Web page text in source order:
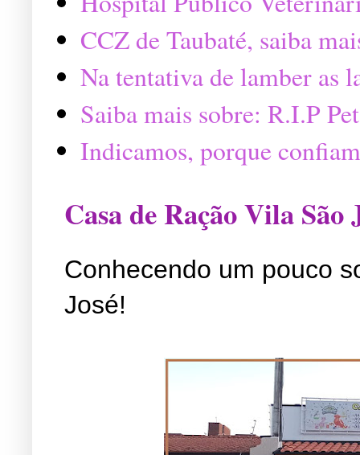
CCZ de Taubaté, saiba
Na tentativa de lamber as
Saiba mais sobre: R.I.P
Indicamos, porque
Casa de Ração Vila São
Conhecendo um pouco
José!